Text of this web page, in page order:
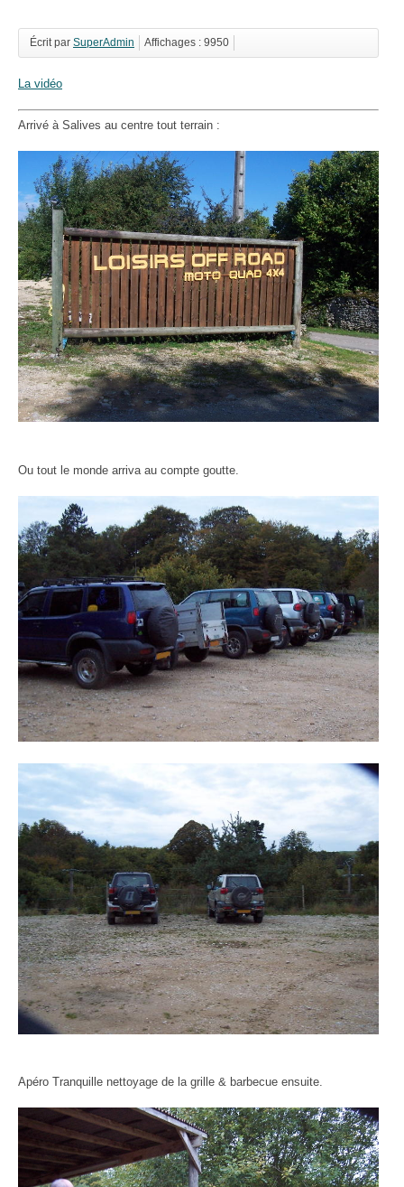
Écrit par SuperAdmin Affichages : 9950
La vidéo
Arrivé à Salives au centre tout terrain :
Ou tout le monde arriva au compte goutte.
Apéro Tranquille nettoyage de la grille & barbecue ensuite.